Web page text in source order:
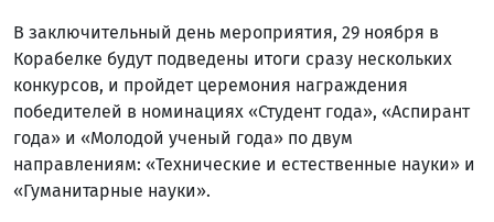
В заключительный день мероприятия, 29 ноября в
Корабелке будут подведены итоги сразу нескольких
конкурсов, и пройдет церемония награждения
победителей в номинациях «Студент года», «Аспирант
года» и «Молодой ученый года» по двум
направлениям: «Технические и естественные науки» и
«Гуманитарные науки».